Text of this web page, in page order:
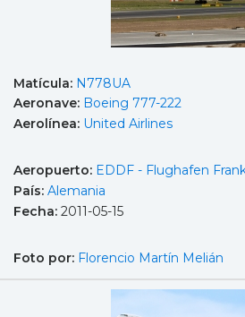
Matícula: N778UA
Aeronave: Boeing 777-222
Aerolínea: United Airlines
Aeropuerto: EDDF - Flughafen
País: Alemania
Fecha: 2011-05-15
Foto por: Florencio Martín Melián